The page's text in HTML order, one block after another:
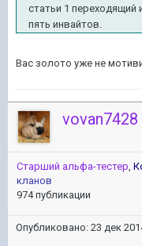
статьи 1 переходящий
пять инвайтов.
Вас золото уже не
vovan7428
Старший альфа-тестер,
кланов
974 публикации
Опубликовано: 23 дек